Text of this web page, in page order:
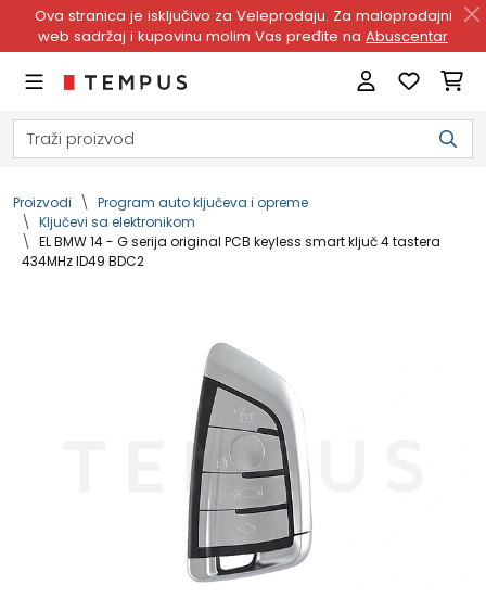
Ova stranica je isključivo za Veleprodaju. Za maloprodajni
web sadržaj i kupovinu molim Vas pređite na Abuscentar
Proizvodi
Program auto ključeva i opreme
Ključevi sa elektronikom
EL BMW 14 - G serija original PCB keyless smart ključ 4 tastera
434MHz ID49 BDC2